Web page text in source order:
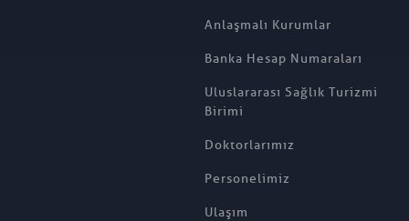
Anlaşmalı Kurumlar
Banka Hesap Numaraları
Uluslararası Sağlık Turizmi
Birimi
Doktorlarımız
Personelimiz
Ulaşım